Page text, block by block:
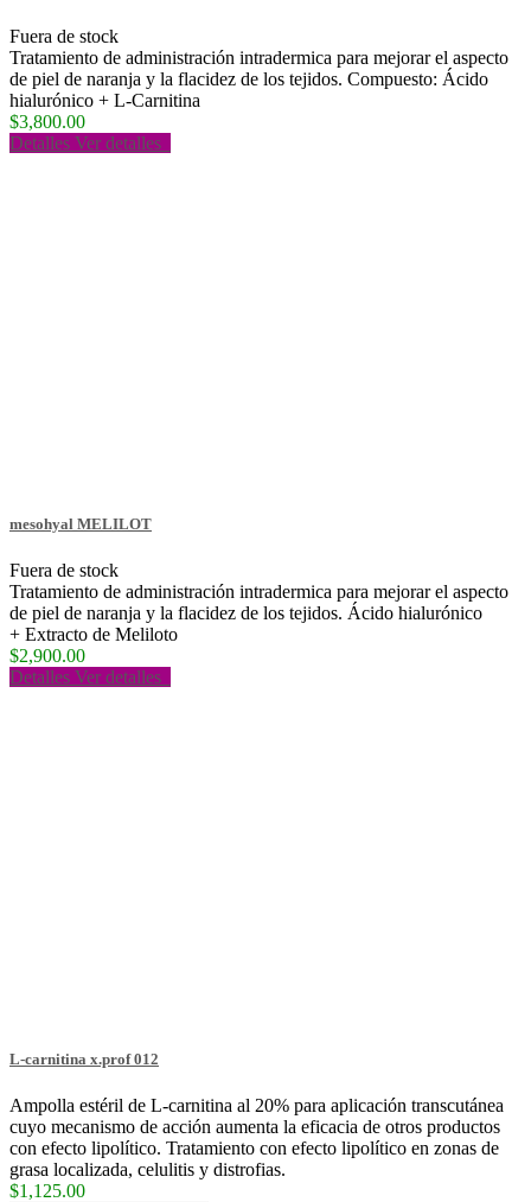
Fuera de stock
Tratamiento de administración intradermica para mejorar el aspecto
de piel de naranja y la flacidez de los tejidos. Compuesto: Ácido
hialurónico + L-Carnitina
$3,800.00
Detalles Ver detalles
mesohyal MELILOT
Fuera de stock
Tratamiento de administración intradermica para mejorar el aspecto
de piel de naranja y la flacidez de los tejidos. Ácido hialurónico
+ Extracto de Meliloto
$2,900.00
Detalles Ver detalles
L-carnitina x.prof 012
Ampolla estéril de L-carnitina al 20% para aplicación transcutánea
cuyo mecanismo de acción aumenta la eficacia de otros productos
con efecto lipolítico. Tratamiento con efecto lipolítico en zonas de
grasa localizada, celulitis y distrofias.
$1,125.00